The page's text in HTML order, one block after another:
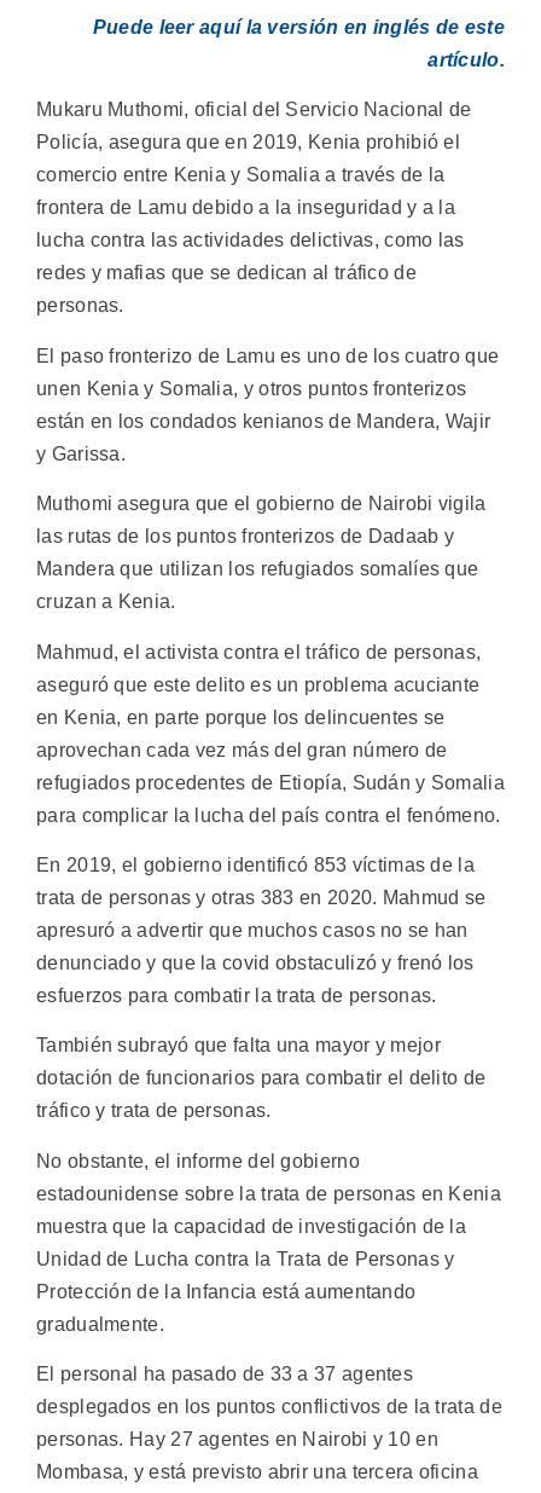
Puede leer aquí la versión en inglés de este
artículo.
Mukaru Muthomi, oficial del Servicio Nacional de
Policía, asegura que en 2019, Kenia prohibió el
comercio entre Kenia y Somalia a través de la
frontera de Lamu debido a la inseguridad y a la
lucha contra las actividades delictivas, como las
redes y mafias que se dedican al tráfico de
personas.
El paso fronterizo de Lamu es uno de los cuatro que
unen Kenia y Somalia, y otros puntos fronterizos
están en los condados kenianos de Mandera, Wajir
y Garissa.
Muthomi asegura que el gobierno de Nairobi vigila
las rutas de los puntos fronterizos de Dadaab y
Mandera que utilizan los refugiados somalíes que
cruzan a Kenia.
Mahmud, el activista contra el tráfico de personas,
aseguró que este delito es un problema acuciante
en Kenia, en parte porque los delincuentes se
aprovechan cada vez más del gran número de
refugiados procedentes de Etiopía, Sudán y Somalia
para complicar la lucha del país contra el fenómeno.
En 2019, el gobierno identificó 853 víctimas de la
trata de personas y otras 383 en 2020. Mahmud se
apresuró a advertir que muchos casos no se han
denunciado y que la covid obstaculizó y frenó los
esfuerzos para combatir la trata de personas.
También subrayó que falta una mayor y mejor
dotación de funcionarios para combatir el delito de
tráfico y trata de personas.
No obstante, el informe del gobierno
estadounidense sobre la trata de personas en Kenia
muestra que la capacidad de investigación de la
Unidad de Lucha contra la Trata de Personas y
Protección de la Infancia está aumentando
gradualmente.
El personal ha pasado de 33 a 37 agentes
desplegados en los puntos conflictivos de la trata de
personas. Hay 27 agentes en Nairobi y 10 en
Mombasa, y está previsto abrir una tercera oficina